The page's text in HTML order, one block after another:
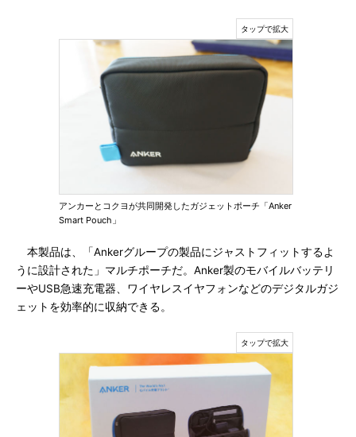
アンカーとコクヨが共同開発したガジェットポーチ「Anker
Smart Pouch」
本製品は、「Ankerグループの製品にジャストフィットするよ
うに設計された」マルチポーチだ。Anker製のモバイルバッテリ
ーやUSB急速充電器、ワイヤレスイヤフォンなどのデジタルガジ
ェットを効率的に収納できる。